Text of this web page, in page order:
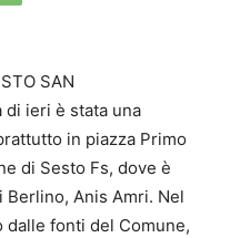
SAN
di ieri è stata una
in piazza Primo
di Sesto Fs, dove è
Berlino, Anis Amri. Nel
fonti del Comune,